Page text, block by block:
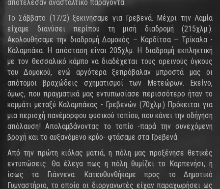
αποτέλεσαν ανασταλτικό παράγοντα.
Το Σάββατο (17/2) ξεκινήσαμε για Γρεβενά. Μέχρι την Λαμία
είχαμε διανύσει περίπου τη μισή διαδρομή (215χλμ.).
Ακολουθήσαμε την διαδρομή Δομοκός – Καρδίτσα – Τρίκαλα -
Καλαμπάκα. Η απόσταση είναι 205χλμ. Η διαδρομή εκπληκτική
με τον θεσσαλικό κάμπο να διαδέχεται τους ορεινούς όγκους
του Δομοκού, ενώ αργότερα ξεπρόβαλαν μπροστά μας οι
απότομοι βραχώδεις σχηματισμοί των Μετεώρων. Εκείνο,
όμως, που πραγματικά μας εντυπωσίασε περισσότερο ήταν το
κομμάτι μεταξύ Καλαμπάκας - Γρεβενών (70χλμ.) Πρόκειται για
μια περιοχή πανέμορφου φυσικού τοπίου, που κάνει την οδήγηση
απόλαυση! Απολαμβάνοντας το τοπίο -παρά την συνεχόμενη
βροχή και το αυξανόμενο κρύο- φτάσαμε στα Γρεβενά.
Από την πρώτη κιόλας ματιά, η πόλη μας προξένησε θετικές
εντυπώσεις. Θα έλεγα πως η πόλη θυμίζει το Καρπενήσι, ή
ίσως τα Γιάννενα. Κατευθυνθήκαμε προς το Δημοτικό
Γυμναστήριο, το οποίο οι διοργανωτές είχαν παραχωρήσει ως